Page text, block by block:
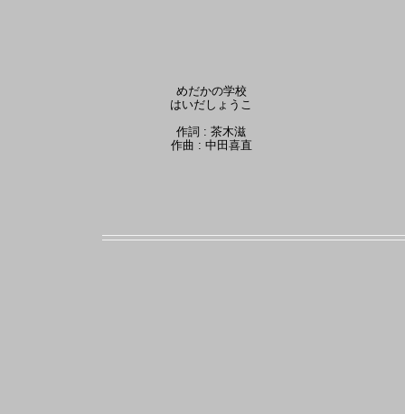
めだかの学校
はいだしょうこ
作詞 : 茶木滋
作曲 : 中田喜直